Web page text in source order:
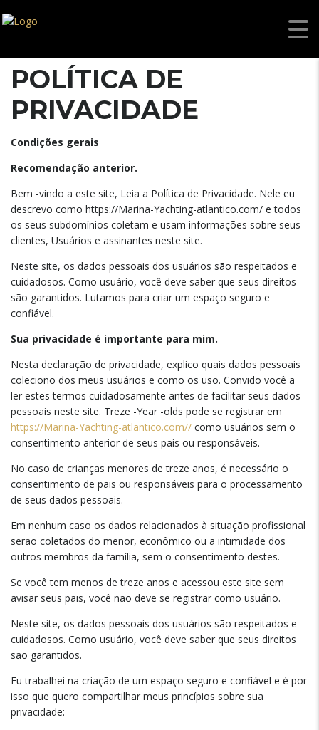
POLÍTICA DE
PRIVACIDADE
Condições gerais
Recomendação anterior.
Bem -vindo a este site, Leia a Política de Privacidade. Nele eu
descrevo como https://Marina-Yachting-atlantico.com/ e todos
os seus subdomínios coletam e usam informações sobre seus
clientes, Usuários e assinantes neste site.
Neste site, os dados pessoais dos usuários são respeitados e
cuidadosos. Como usuário, você deve saber que seus direitos
são garantidos. Lutamos para criar um espaço seguro e
confiável.
Sua privacidade é importante para mim.
Nesta declaração de privacidade, explico quais dados pessoais
coleciono dos meus usuários e como os uso. Convido você a
ler estes termos cuidadosamente antes de facilitar seus dados
pessoais neste site. Treze -Year -olds pode se registrar em
https://Marina-Yachting-atlantico.com// como usuários sem o
consentimento anterior de seus pais ou responsáveis.
No caso de crianças menores de treze anos, é necessário o
consentimento de pais ou responsáveis para o processamento
de seus dados pessoais.
Em nenhum caso os dados relacionados à situação profissional
serão coletados do menor, econômico ou a intimidade dos
outros membros da família, sem o consentimento destes.
Se você tem menos de treze anos e acessou este site sem
avisar seus pais, você não deve se registrar como usuário.
Neste site, os dados pessoais dos usuários são respeitados e
cuidadosos. Como usuário, você deve saber que seus direitos
são garantidos.
Eu trabalhei na criação de um espaço seguro e confiável e é por
isso que quero compartilhar meus princípios sobre sua
privacidade: